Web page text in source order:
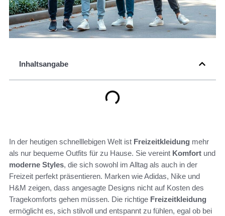
Inhaltsangabe
In der heutigen schnelllebigen Welt ist Freizeitkleidung mehr
als nur bequeme Outfits für zu Hause. Sie vereint Komfort und
moderne Styles, die sich sowohl im Alltag als auch in der
Freizeit perfekt präsentieren. Marken wie Adidas, Nike und
H&M zeigen, dass angesagte Designs nicht auf Kosten des
Tragekomforts gehen müssen. Die richtige Freizeitkleidung
ermöglicht es, sich stilvoll und entspannt zu fühlen, egal ob bei